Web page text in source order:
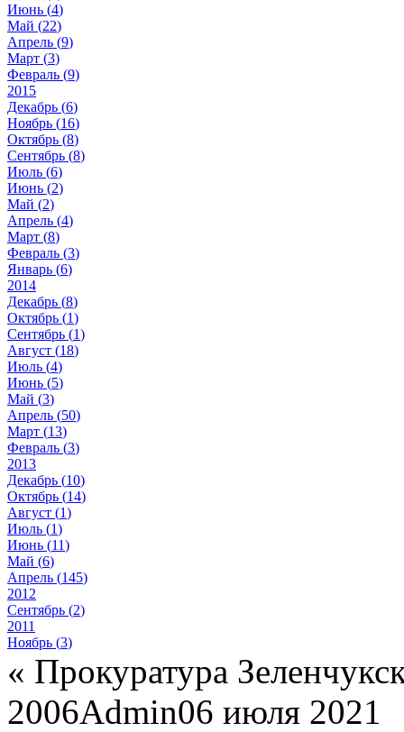
Июнь (4)
Май (22)
Апрель (9)
Март (3)
Февраль (9)
2015
Декабрь (6)
Ноябрь (16)
Октябрь (8)
Сентябрь (8)
Июль (6)
Июнь (2)
Май (2)
Апрель (4)
Март (8)
Февраль (3)
Январь (6)
2014
Декабрь (8)
Октябрь (1)
Сентябрь (1)
Август (18)
Июль (4)
Июнь (5)
Май (3)
Апрель (50)
Март (13)
Февраль (3)
2013
Декабрь (10)
Октябрь (14)
Август (1)
Июль (1)
Июнь (11)
Май (6)
Апрель (145)
2012
Сентябрь (2)
2011
Ноябрь (3)
« Прокуратура
2006Admin06 июля 2021